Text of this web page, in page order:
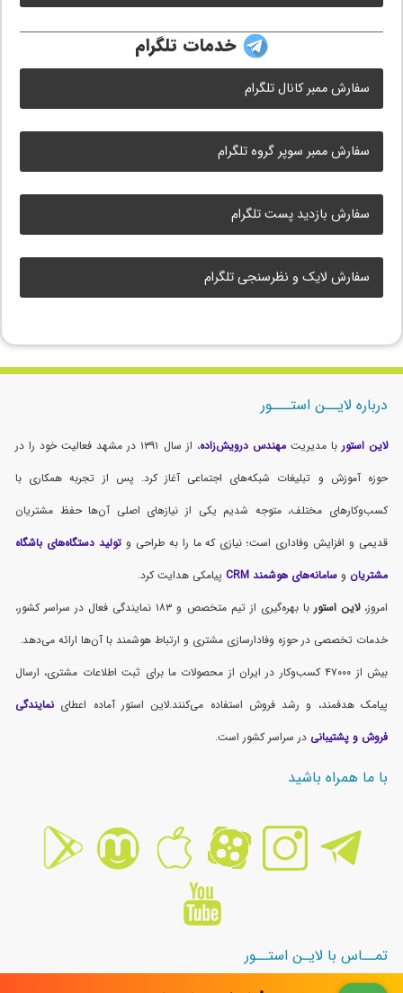
خدمات تلگرام
سفارش ممبر کانال تلگرام
سفارش ممبر سوپر گروه تلگرام
سفارش بازدید پست تلگرام
سفارش لایک و نظرسنجی تلگرام